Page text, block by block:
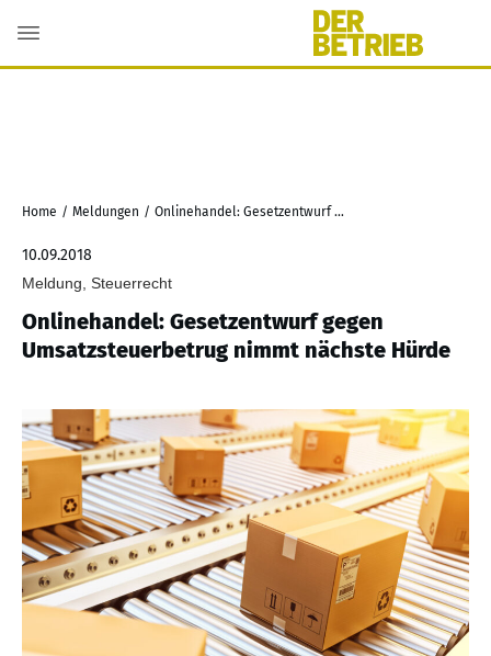
Home / Meldungen / Onlinehandel: Gesetzentwurf gegen Umsatzsteuerbetrug nimmt nächste Hürde
10.09.2018
Meldung, Steuerrecht
Onlinehandel: Gesetzentwurf gegen
Umsatzsteuerbetrug nimmt nächste Hürde